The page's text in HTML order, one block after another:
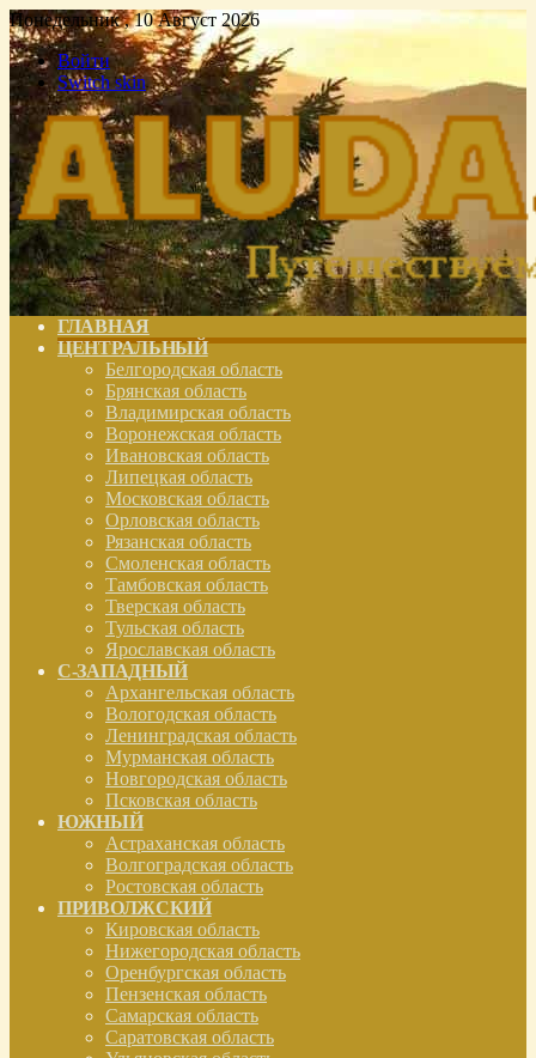
Понедельник , 10 Август 2026
Войти
Switch skin
ГЛАВНАЯ
ЦЕНТРАЛЬНЫЙ
Белгородская область
Брянская область
Владимирская область
Воронежская область
Ивановская область
Липецкая область
Московская область
Орловская область
Рязанская область
Смоленская область
Тамбовская область
Тверская область
Тульская область
Ярославская область
С-ЗАПАДНЫЙ
Архангельская область
Вологодская область
Ленинградская область
Мурманская область
Новгородская область
Псковская область
ЮЖНЫЙ
Астраханская область
Волгоградская область
Ростовская область
ПРИВОЛЖСКИЙ
Кировская область
Нижегородская область
Оренбургская область
Пензенская область
Самарская область
Саратовская область